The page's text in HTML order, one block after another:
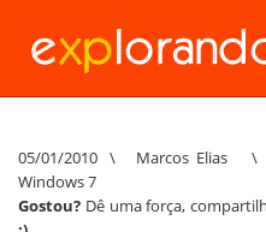
05/01/2010 \ Marcos Elias
Windows 7
Gostou? Dê uma força,